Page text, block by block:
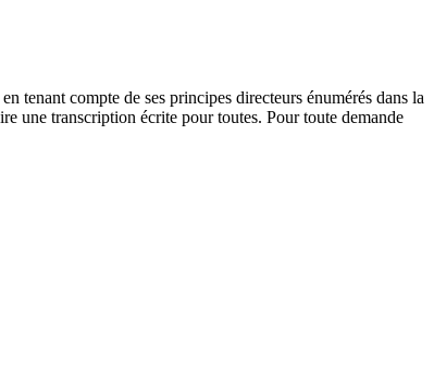
tenant compte de ses principes directeurs énumérés dans la
une transcription écrite pour toutes. Pour toute demande